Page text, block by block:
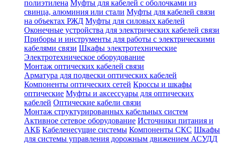
полиэтилена Муфты для кабелей с оболочками из
свинца, алюминия или стали Муфты для кабелей связи
на объектах РЖД Муфты для силовых кабелей
Оконечные устройства для электрических кабелей связи
Приборы и инструменты для работы с электрическими
кабелями связи Шкафы электротехнические
Электротехническое оборудование
Монтаж оптических кабелей связи
Арматура для подвески оптических кабелей
Компоненты оптических сетей Кроссы и шкафы
оптические Муфты и аксессуары для оптических
кабелей Оптические кабели связи
Монтаж структурированных кабельных систем
Активное сетевое оборудование Источники питания и
АКБ Кабеленесущие системы Компоненты СКС Шкафы
для системы управления дорожным движением АСУДД